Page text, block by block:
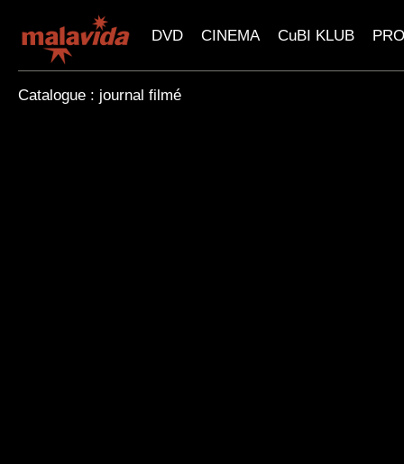
DVD CINEMA CuBI KLUB PRO
Catalogue : journal filmé